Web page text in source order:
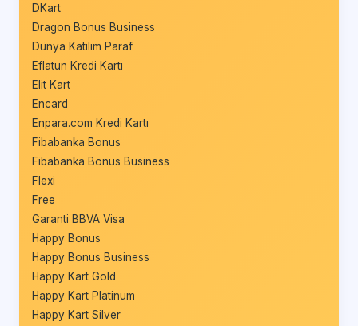
DKart
Dragon Bonus Business
Dünya Katılım Paraf
Eflatun Kredi Kartı
Elit Kart
Encard
Enpara.com Kredi Kartı
Fibabanka Bonus
Fibabanka Bonus Business
Flexi
Free
Garanti BBVA Visa
Happy Bonus
Happy Bonus Business
Happy Kart Gold
Happy Kart Platinum
Happy Kart Silver